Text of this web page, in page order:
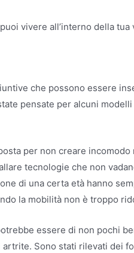
vivere all’interno della tua
che possono essere
pensate per alcuni
per non creare incomodo
tecnologie che non
di una certa età hanno
la mobilità non è troppo
essere di non pochi
artrite. Sono stati rilevati dei